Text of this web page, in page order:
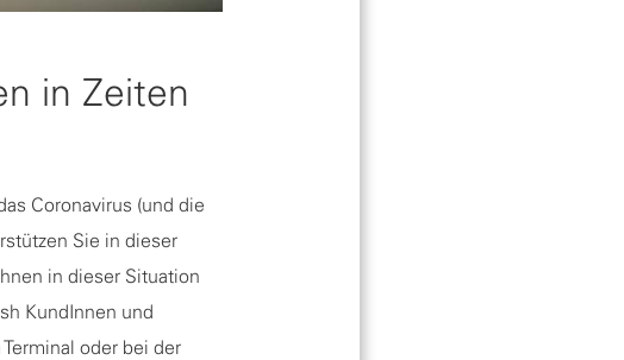
in Zeiten
Coronavirus (und die
Sie in dieser
in dieser Situation
KundInnen und
oder bei der